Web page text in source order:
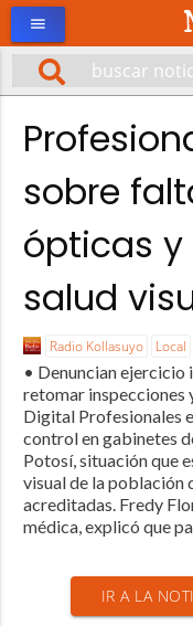
menu
sobre
ópticas y
salud
Radio Kollasuyo Local
• Denuncian ejercicio
retomar inspecciones
Digital Profesionales
control en gabinetes
Potosí, situación que
visual de la población
acreditadas. Fredy
médica, explicó que
IR A LA